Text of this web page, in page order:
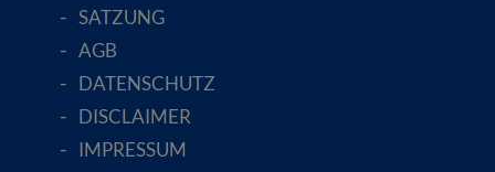
SATZUNG
AGB
DATENSCHUTZ
DISCLAIMER
IMPRESSUM